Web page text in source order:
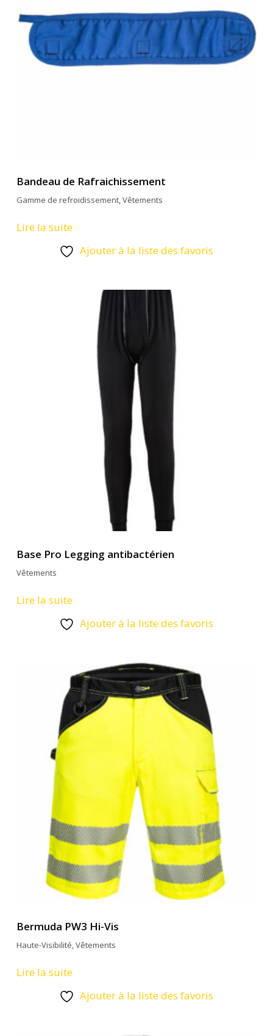
Bandeau de Rafraichissement
Gamme de refroidissement,Vêtements
Lire la suite
Ajouter à la liste des favoris
Base Pro Legging antibactérien
Vêtements
Lire la suite
Ajouter à la liste des favoris
Bermuda PW3 Hi-Vis
Haute-Visibilité,Vêtements
Lire la suite
Ajouter à la liste des favoris